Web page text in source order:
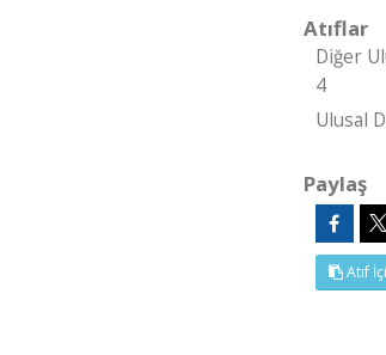
Atıflar
Diğer
4
Ulusal
Paylaş
Atıf